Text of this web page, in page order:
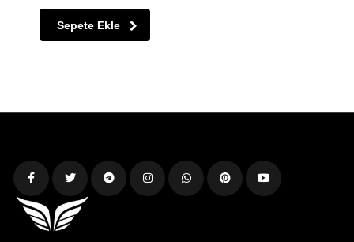
Sepete Ekle